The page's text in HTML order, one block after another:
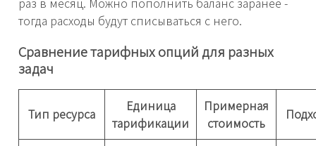
тогда расходы будут списываться с него.
Сравнение тарифных опций для разных
задач
Тип ресурса
Единица
тарификации
Примерная
стоимость